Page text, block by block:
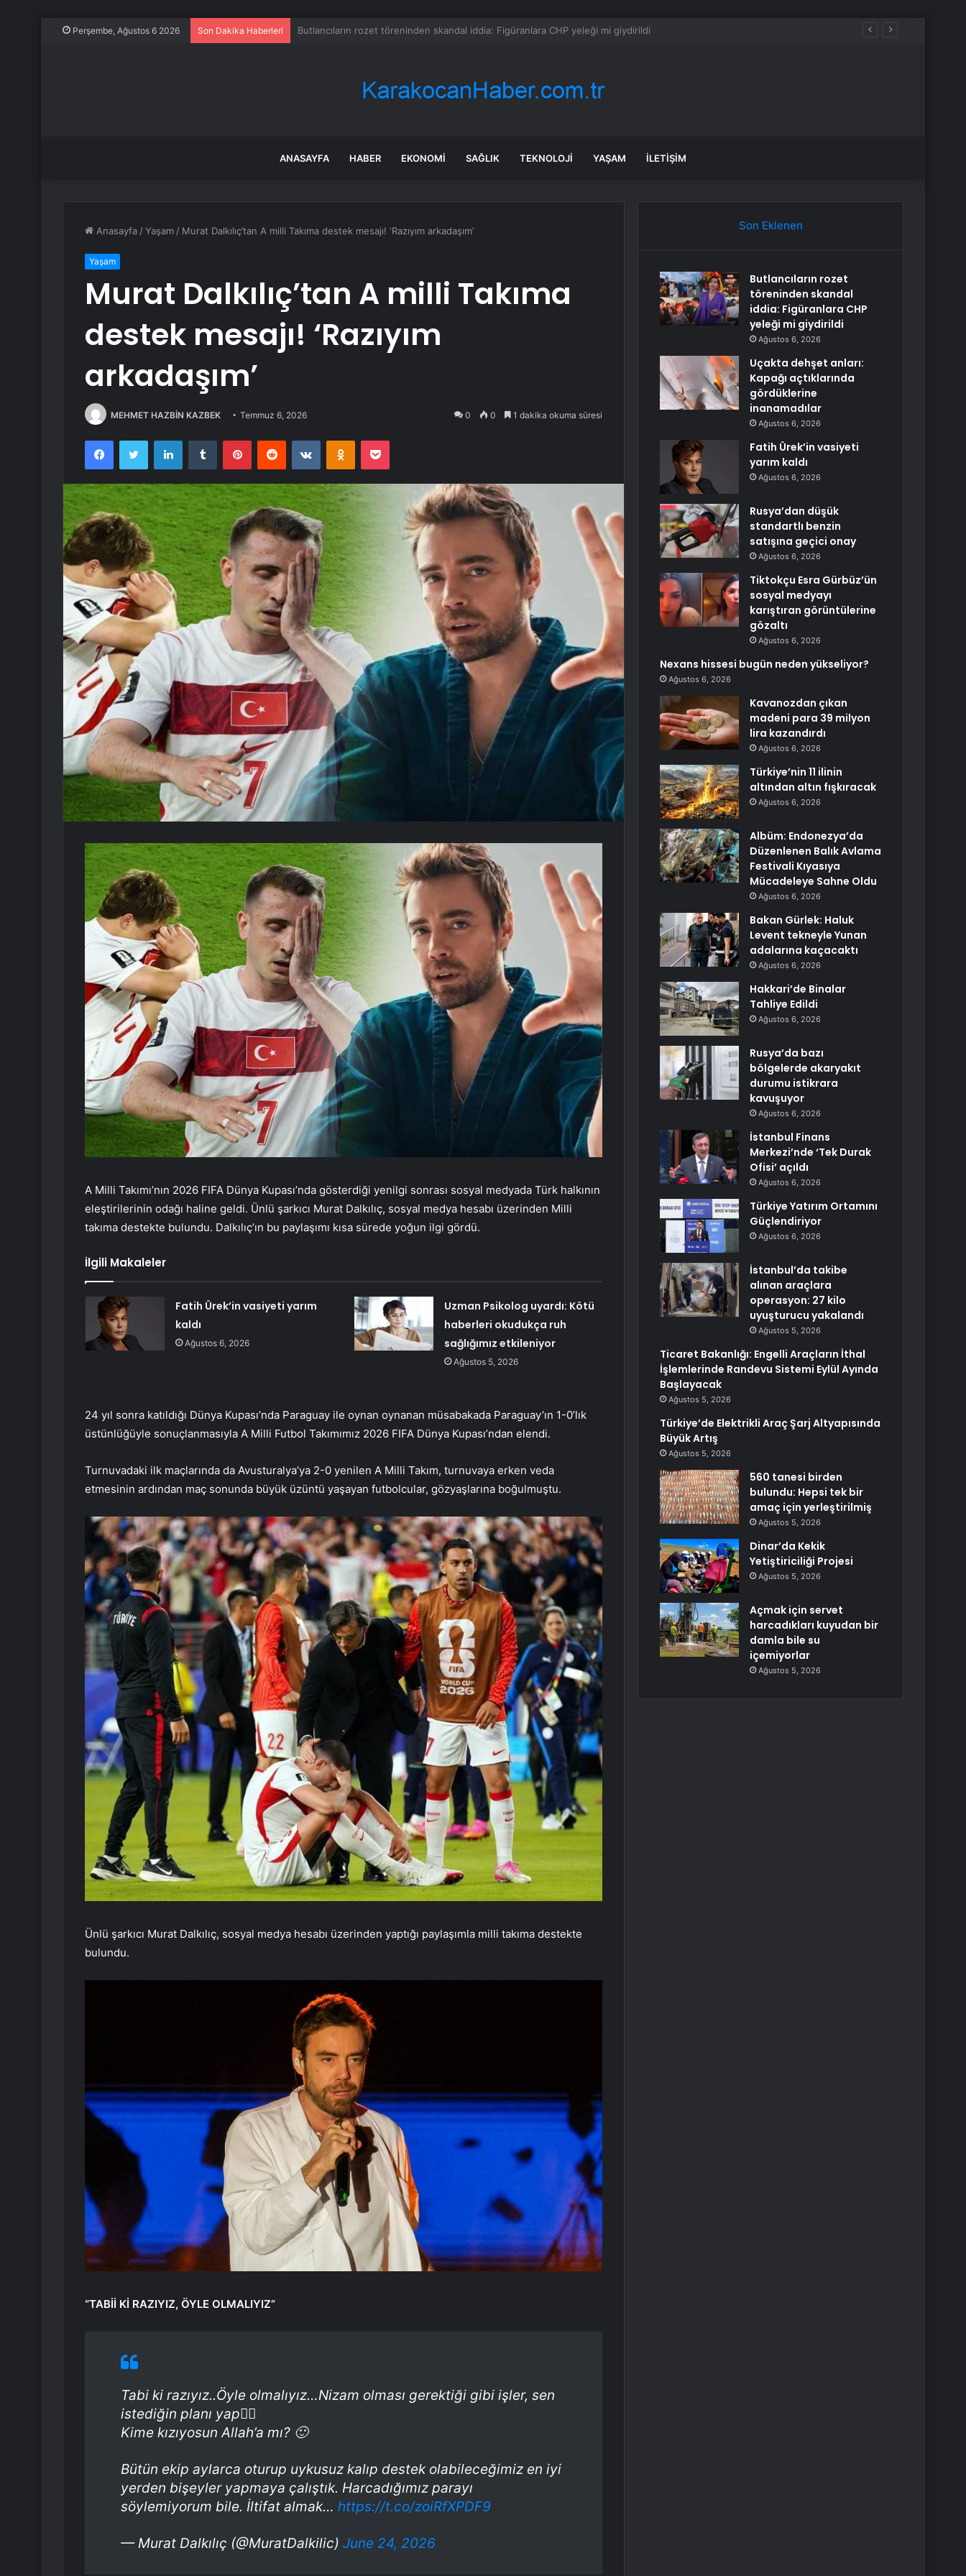
Perşembe, Ağustos 6 2026 Son Dakika Haberleri Uçakta dehşet anları: Kapağı açtıklarında gördüklerine inanamadılar
ANASAYFA HABER EKONOMI SAĞLIK TEKNOLOJI YAŞAM İLETIŞIM
Anasayfa /Yaşam / Murat Dalkılıç’tan A milli Takıma destek mesajı! ‘Razıyım arkadaşım’
Yaşam
Murat Dalkılıç’tan A milli Takıma
destek mesajı! ‘Razıyım
arkadaşım’
MEHMET HAZBİN KAZBEK Temmuz 6, 2026 0 0 1 dakika okuma süresi
FacebookTwitter LinkedInTumblr PinterestReddit VKontakteOdnoklassniki
Pocket
A Milli Takımı’nın 2026 FIFA Dünya Kupası’nda gösterdiği yenilgi sonrası sosyal medyada Türk halkının
eleştirilerinin odağı haline geldi. Ünlü şarkıcı Murat Dalkılıç, sosyal medya hesabı üzerinden Milli
takıma destekte bulundu. Dalkılıç’ın bu paylaşımı kısa sürede yoğun ilgi gördü.
İlgili Makaleler
Fatih Ürek’in vasiyeti yarım
kaldı
Ağustos 6, 2026
Uzman Psikolog uyardı: Kötü
haberleri okudukça ruh
sağlığımız etkileniyor
Ağustos 5, 2026
24 yıl sonra katıldığı Dünya Kupası’nda Paraguay ile oynan oynanan müsabakada Paraguay’ın 1-0’lık
üstünlüğüyle sonuçlanmasıyla A Milli Futbol Takımımız 2026 FIFA Dünya Kupası’ndan elendi.
Turnuvadaki ilk maçlarında da Avusturalya’ya 2-0 yenilen A Milli Takım, turnuvaya erken veda
etmesinin ardından maç sonunda büyük üzüntü yaşayan futbolcular, gözyaşlarına boğulmuştu.
Ünlü şarkıcı Murat Dalkılıç, sosyal medya hesabı üzerinden yaptığı paylaşımla milli takıma destekte
bulundu.
“TABİİ Kİ RAZIYIZ, ÖYLE OLMALIYIZ”
Tabi ki razıyız..Öyle olmalıyız…Nizam olması gerektiği gibi işler, sen
istediğin planı yap💁‍♂️
Kime kızıyosun Allah’a mı? 🙂
Bütün ekip aylarca oturup uykusuz kalıp destek olabileceğimiz en iyi
yerden bişeyler yapmaya çalıştık. Harcadığımız parayı
söylemiyorum bile. İltifat almak… https://t.co/zoiRfXPDF9
— Murat Dalkılıç (@MuratDalkilic) June 24, 2026
Son Eklenen
Butlancıların rozet
töreninden skandal
iddia: Figüranlara CHP
yeleği mi giydirildi
Ağustos 6, 2026
Uçakta dehşet anları:
Kapağı açtıklarında
gördüklerine
inanamadılar
Ağustos 6, 2026
Fatih Ürek’in vasiyeti
yarım kaldı
Ağustos 6, 2026
Rusya’dan düşük
standartlı benzin
satışına geçici onay
Ağustos 6, 2026
Tiktokçu Esra Gürbüz’ün
sosyal medyayı
karıştıran görüntülerine
gözaltı
Ağustos 6, 2026
Nexans hissesi bugün neden yükseliyor?
Ağustos 6, 2026
Kavanozdan çıkan
madeni para 39 milyon
lira kazandırdı
Ağustos 6, 2026
Türkiye’nin 11 ilinin
altından altın fışkıracak
Ağustos 6, 2026
Albüm: Endonezya’da
Düzenlenen Balık Avlama
Festivali Kıyasıya
Mücadeleye Sahne Oldu
Ağustos 6, 2026
Bakan Gürlek: Haluk
Levent tekneyle Yunan
adalarına kaçacaktı
Ağustos 6, 2026
Hakkari’de Binalar
Tahliye Edildi
Ağustos 6, 2026
Rusya’da bazı
bölgelerde akaryakıt
durumu istikrara
kavuşuyor
Ağustos 6, 2026
İstanbul Finans
Merkezi’nde ‘Tek Durak
Ofisi’ açıldı
Ağustos 6, 2026
Türkiye Yatırım Ortamını
Güçlendiriyor
Ağustos 6, 2026
İstanbul’da takibe
alınan araçlara
operasyon: 27 kilo
uyuşturucu yakalandı
Ağustos 5, 2026
Ticaret Bakanlığı: Engelli Araçların İthal
İşlemlerinde Randevu Sistemi Eylül Ayında
Başlayacak
Ağustos 5, 2026
Türkiye’de Elektrikli Araç Şarj Altyapısında
Büyük Artış
Ağustos 5, 2026
560 tanesi birden
bulundu: Hepsi tek bir
amaç için yerleştirilmiş
Ağustos 5, 2026
Dinar’da Kekik
Yetiştiriciliği Projesi
Ağustos 5, 2026
Açmak için servet
harcadıkları kuyudan bir
damla bile su
içemiyorlar
Ağustos 5, 2026